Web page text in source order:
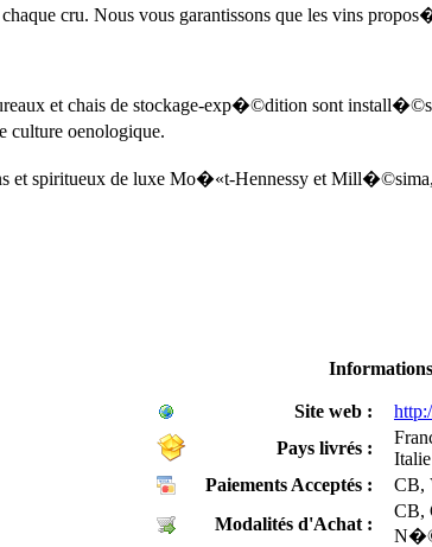
cru. Nous vous garantissons que les vins
et chais de stockage-exp�©dition sont
culture oenologique.
et spiritueux de luxe Mo�«t-Hennessy et
Site web :
Pays livrés :
Paiements Acceptés :
CB,
Modalités d'Achat :
CB,